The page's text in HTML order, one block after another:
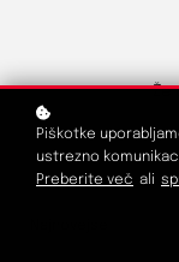
Že
Piškotke
ustrezno
Preberite več ali